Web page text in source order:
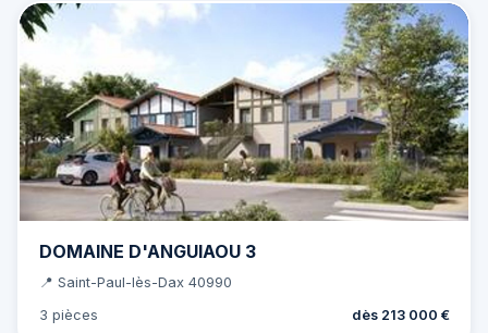
DOMAINE D'ANGUIAOU 3
📍 Saint-Paul-lès-Dax 40990
3 pièces
dès 213 000 €